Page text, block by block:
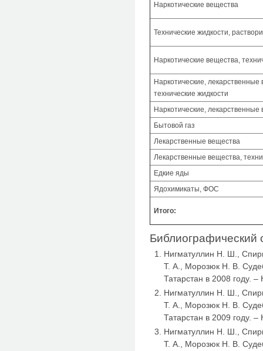
Наркотические вещества
Технические жидкости,
Наркотические вещества,
Наркотические, лекарственные
технические жидкости
Наркотические, лекарственные
Бытовой газ
Лекарственные вещества
Лекарственные вещества,
Едкие яды
Ядохимикаты, ФОС
Итого:
Библиографический
Нигматуллин Н. Ш.,
Т. А., Морозюк Н. В.
Татарстан в 2008 году. –
Нигматуллин Н. Ш.,
Т. А., Морозюк Н. В.
Татарстан в 2009 году. –
Нигматуллин Н. Ш.,
Т. А., Морозюк Н. В.